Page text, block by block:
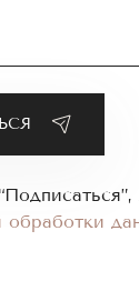
обработки